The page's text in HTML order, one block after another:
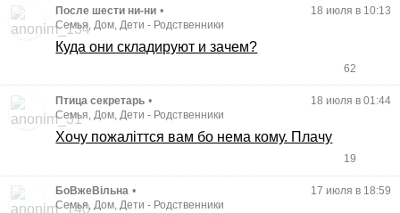
После шести ни-ни •
18 июля в 10:13
Семья, Дом, Дети - Родственники
Куда они складируют и зачем?
62
Птица секретарь •
18 июля в 01:44
Семья, Дом, Дети - Родственники
Хочу пожаліттся вам бо нема кому. Плачу
19
БоВжеВільна •
17 июля в 18:59
Семья, Дом, Дети - Родственники